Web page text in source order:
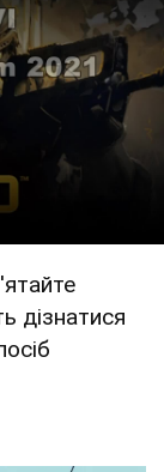
дізнатися